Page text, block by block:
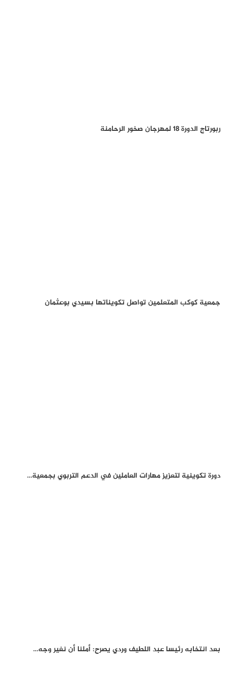
ربورتاج الدورة 18 لمهرجان صخور الرحامنة
جمعية كوكب المتعلمين تواصل تكويناتها بسيدي بوعثمان
دورة تكوينية لتعزيز مهارات العاملين في الدعم التربوي بجمعية…
بعد انتخابه رئيسا عبد اللطيف وردي يصرح: أملنا أن نغير وجه…